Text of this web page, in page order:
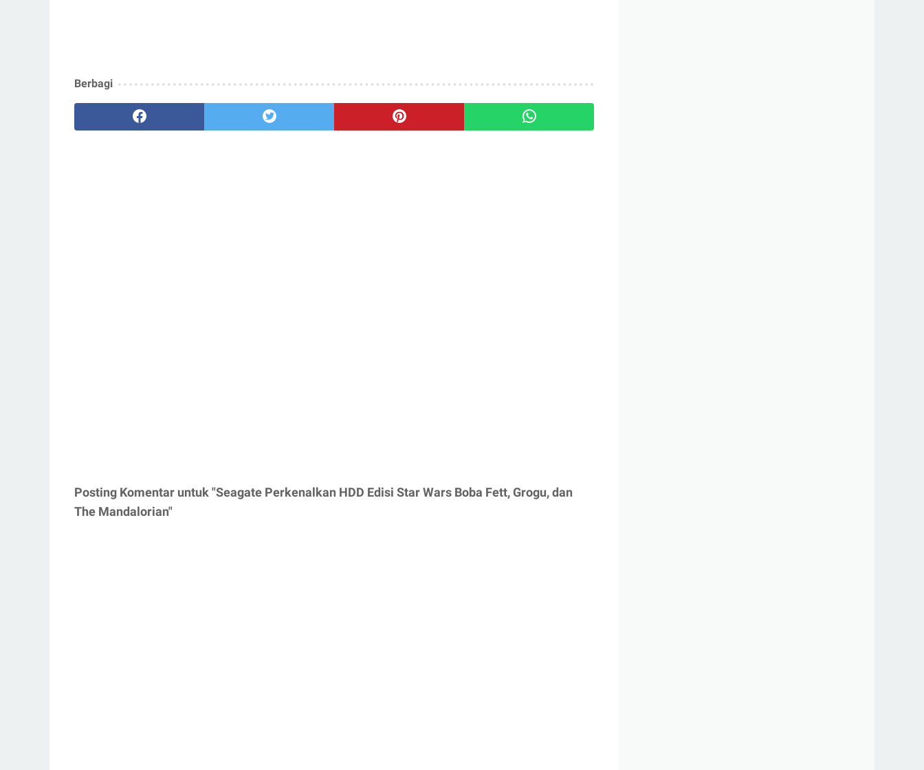
Berbagi
Posting Komentar untuk "Seagate Perkenalkan HDD Edisi Star Wars Boba Fett, Grogu, dan
The Mandalorian"